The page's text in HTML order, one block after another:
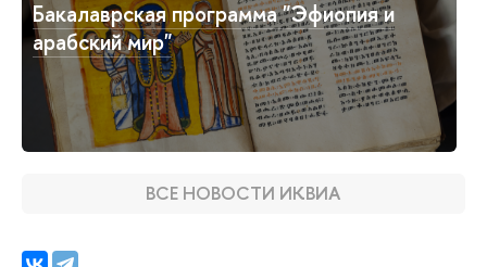
Бакалаврская программа "Эфиопия и
арабский мир"
ВСЕ НОВОСТИ ИКВИА